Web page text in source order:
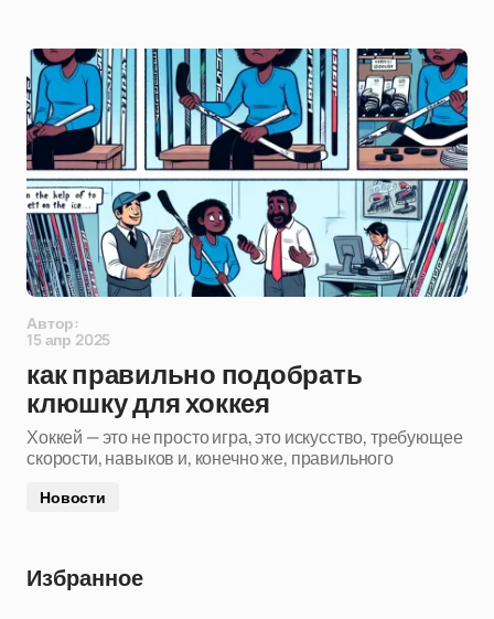
Автор:
15 апр 2025
как правильно подобрать
клюшку для хоккея
Хоккей — это не просто игра, это искусство, требующее
скорости, навыков и, конечно же, правильного
Новости
Избранное